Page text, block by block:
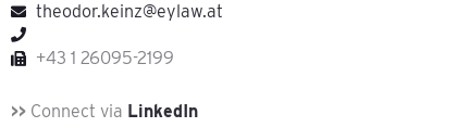
theodor.keinz@eylaw.at
+43 1 26095-2199
>> Connect via LinkedIn